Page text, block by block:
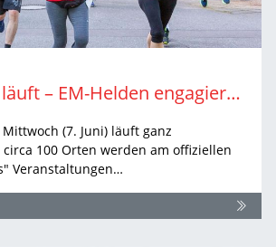
Countdown läuft – EM-Helden engagieren sich beim „Tag des Laufens“
(7. Juni) läuft ganz
100 Orten werden am offiziellen
Veranstaltungen…